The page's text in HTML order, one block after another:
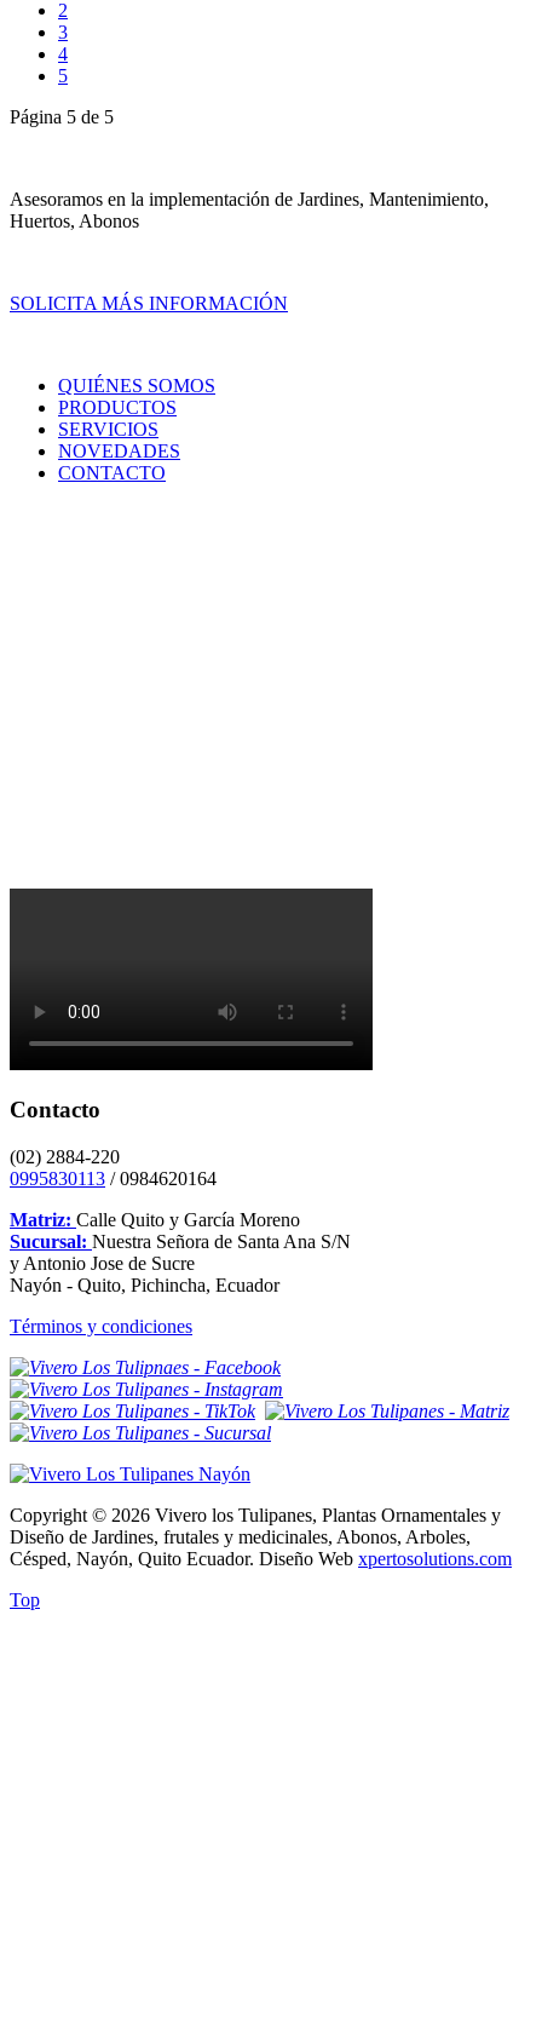
2
3
4
5
Página 5 de 5
Asesoramos en la implementación de Jardines, Mantenimiento,
Huertos, Abonos
SOLICITA MÁS INFORMACIÓN
QUIÉNES SOMOS
PRODUCTOS
SERVICIOS
NOVEDADES
CONTACTO
Contacto
(02) 2884-220
0995830113 / 0984620164
Matriz: Calle Quito y García Moreno
Sucursal: Nuestra Señora de Santa Ana S/N
y Antonio Jose de Sucre
Nayón - Quito, Pichincha, Ecuador
Términos y condiciones
Copyright © 2026 Vivero los Tulipanes, Plantas Ornamentales y
Diseño de Jardines, frutales y medicinales, Abonos, Arboles,
Césped, Nayón, Quito Ecuador. Diseño Web xpertosolutions.com
Top